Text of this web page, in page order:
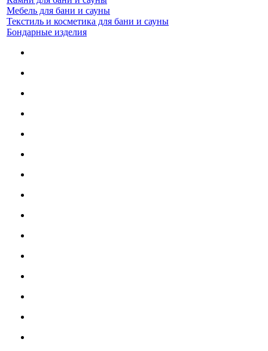
Мебель для бани и сауны
Текстиль и косметика для бани и сауны
Бондарные изделия